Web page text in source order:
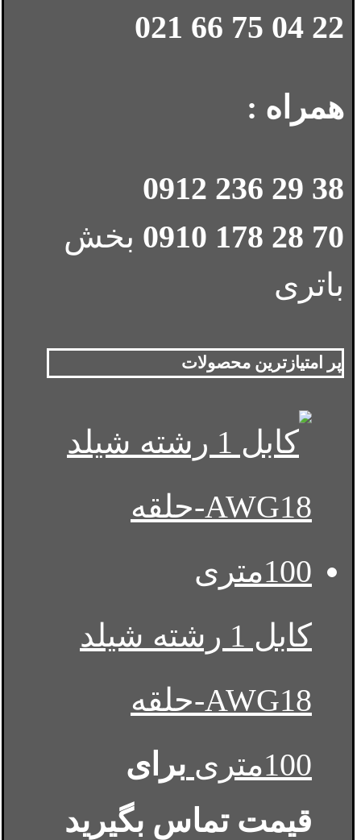
22 04 75 66 021
همراه :
38 29 236 0912
70 28 178 0910
بخش
باتری
پر امتیازترین محصولات
کابل 1 رشته شیلد
AWG18-حلقه
100متری
برای
قیمت تماس بگیرید